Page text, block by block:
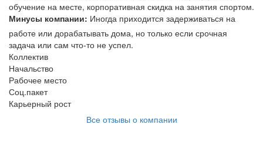
обучение на месте, корпоративная скидка на занятия спортом.
Минусы компании: Иногда приходится задерживаться на
работе или дорабатывать дома, но только если срочная
задача или сам что-то не успел.
Коллектив
Начальство
Рабочее место
Соц.пакет
Карьерный рост
Все отзывы о компании